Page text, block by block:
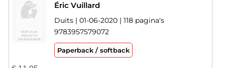
Éric Vuillard
Duits | 01-06-2020 | 118 pagina's
9783957579072
Paperback / softback